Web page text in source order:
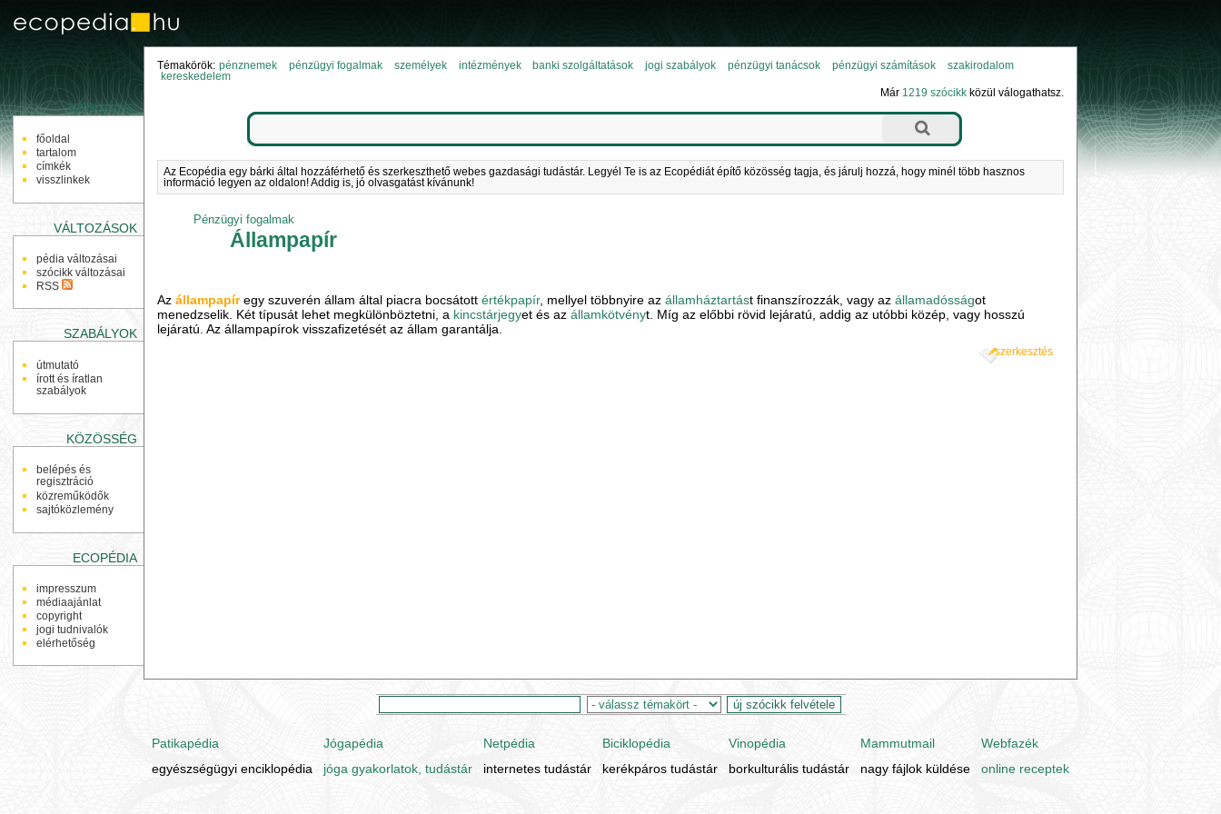
NAVIGÁCIÓ
főoldal
tartalom
címkék
visszlinkek
VÁLTOZÁSOK
pédia változásai
szócikk változásai
RSS
SZABÁLYOK
útmutató
írott és íratlan
szabályok
KÖZÖSSÉG
belépés és
regisztráció
közreműködők
sajtóközlemény
ECOPÉDIA
impresszum
médiaajánlat
copyright
jogi tudnivalók
elérhetőség
Témakörök: pénznemek pénzügyi fogalmak személyek intézmények banki szolgáltatások jogi szabályok pénzügyi tanácsok pénzügyi számítások
szakirodalom
kereskedelem
Már 1219 szócikkközül válogathatsz.
Az Ecopédia egy bárki által hozzáférhető és szerkeszthető webes gazdasági tudástár. Legyél Te is az Ecopédiát építő közösség tagja, és járulj hozzá, hogy minél több hasznos
információ legyen az oldalon! Addig is, jó olvasgatást kívánunk!
Pénzügyi fogalmak
Állampapír
Azállampapíregy szuverén állam által piacra bocsátottértékpapír, mellyel többnyire azállamháztartást finanszírozzák, vagy azállamadósságot
menedzselik. Két típusát lehet megkülönböztetni, a kincstárjegyet és azállamkötvényt. Míg az előbbi rövid lejáratú, addig az utóbbi közép, vagy hosszú
lejáratú. Az állampapírok visszafizetését az állam garantálja.
szerkesztés
Patikapédia Jógapédia Netpédia Biciklopédia Vinopédia Mammutmail
Webfazék
egyészségügyi enciklopédia
jóga gyakorlatok, tudástár internetes tudástár kerékpáros tudástár borkulturális tudástár nagy fájlok küldése online receptek